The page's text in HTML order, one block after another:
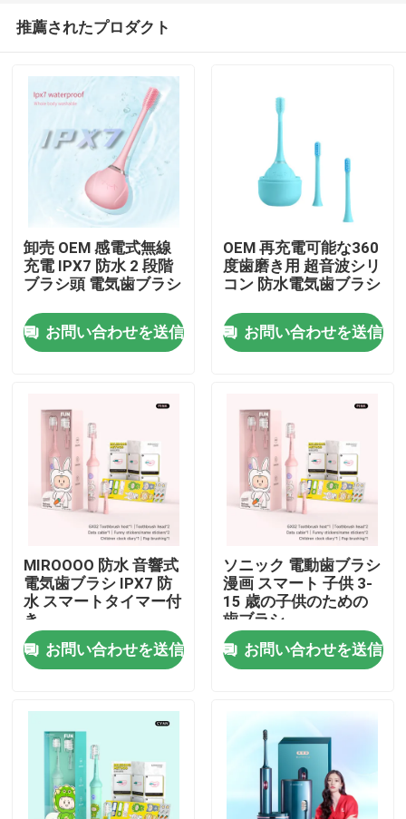
家へ
製品
動画
わたしたち に つい て
工場 ツアー
品質管理
連絡 ください
口頭心配の電動歯ブラシ
防水電動歯ブラシ
推薦されたプロダクト
卸売 OEM 感電式無線
充電 IPX7 防水 2 段階
ブラシ頭 電気歯ブラシ
お問い合わせを送信
OEM 再充電可能な360
度歯磨き用 超音波シリ
コン 防水電気歯ブラシ
お問い合わせを送信
MIROOOO 防水 音響式
電気歯ブラシ IPX7 防
水 スマートタイマー付
き
お問い合わせを送信
ソニック 電動歯ブラシ
漫画 スマート 子供 3-
15 歳の子供のための
歯ブラシ
お問い合わせを送信